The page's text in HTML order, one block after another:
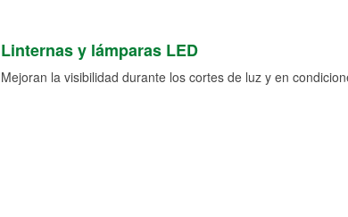
Linternas y lámparas LED
Mejoran la visibilidad durante los cortes de luz y en